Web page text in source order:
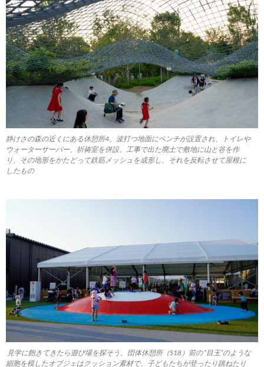
静けさの森の近くにある休憩所4。波打つ地面にベンチが設置され、トイレや
ウォーターサーバー、祈祷室を併設。工事で出た廃土で敷地に山と谷を作
り、その地形をかたどって鉄筋メッシュを成形し、それを反転させて屋根に
したもの
見学に飽きてきたら遊び場を探そう。団体休憩所（S18）前の “目玉”のような
細胞を模したオブジェはクッション素材で、子どもたちが登ったり跳ねたり